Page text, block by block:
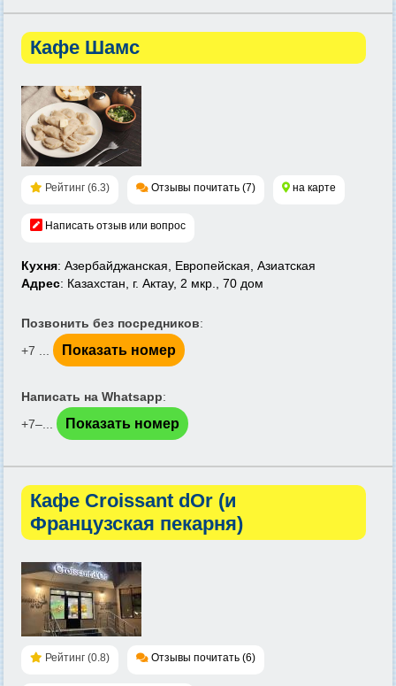
Кафе Шамс
Рейтинг (6.3) Отзывы почитать (7) на карте
Написать отзыв или вопрос
Кухня: Азербайджанская, Европейская, Азиатская
Адрес: Казахстан, г. Актау, 2 мкр., 70 дом
Позвонить без посредников:
+7 ...
Показать номер
Написать на Whatsapp:
+7‒...
Показать номер
Кафе Croissant dOr (и
Французская пекарня)
Рейтинг (0.8) Отзывы почитать (6)